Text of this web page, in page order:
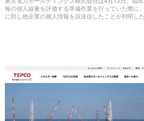
毎の個人線量を評価する準備作業を行っていた際に
に対し他企業の個人情報を誤送信したことが判明した